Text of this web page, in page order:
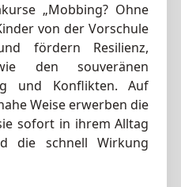
„Mobbing? Ohne
von der Vorschule
fördern Resilienz,
den souveränen
und Konflikten. Auf
Weise erwerben die
sofort in ihrem Alltag
die schnell Wirkung